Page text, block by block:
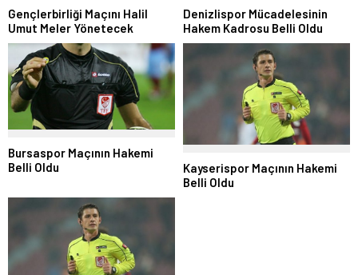
Gençlerbirliği Maçını Halil
Umut Meler Yönetecek
Denizlispor Mücadelesinin
Hakem Kadrosu Belli Oldu
Bursaspor Maçının Hakemi
Belli Oldu
Kayserispor Maçının Hakemi
Belli Oldu